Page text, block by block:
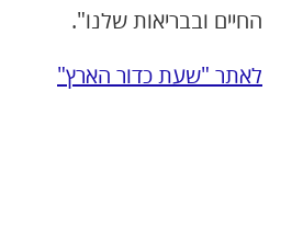
החיים ובבריאות שלנו".
לאתר "שעת כדור הארץ"